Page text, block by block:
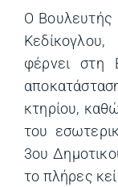
Ο Βουλευτής
φέρνει στη
κτηρίου,
του
3ου
το πλήρες